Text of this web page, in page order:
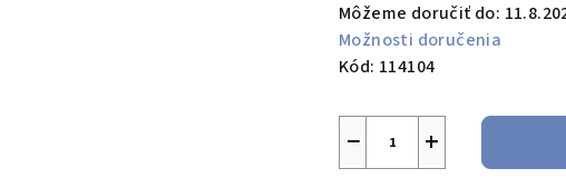
Môžeme doručiť do:
Možnosti doručenia
Kód: 114104
+
−